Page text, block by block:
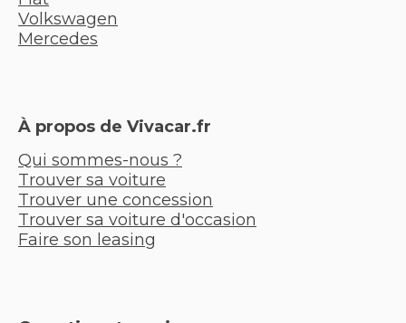
Volkswagen
Mercedes
À propos de Vivacar.fr
Qui sommes-nous ?
Trouver sa voiture
Trouver une concession
Trouver sa voiture d'occasion
Faire son leasing